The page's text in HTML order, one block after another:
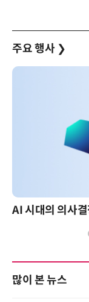
주요 행사 ❯
많이 본 뉴스